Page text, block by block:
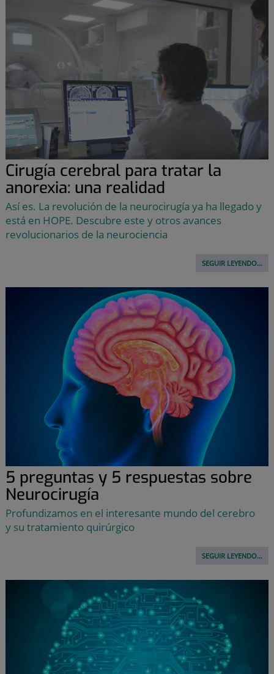
Cirugía cerebral para tratar la
anorexia: una realidad
Así es. La revolución de la neurocirugía ya ha llegado y
está en HOPE. Descubre este y otros avances
revolucionarios de la neurociencia
SEGUIR LEYENDO...
5 preguntas y 5 respuestas sobre
Neurocirugía
Profundizamos en el interesante mundo del cerebro
y su tratamiento quirúrgico
SEGUIR LEYENDO...